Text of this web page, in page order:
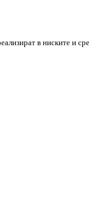
в ниските и